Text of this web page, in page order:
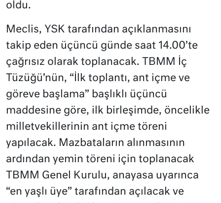
oldu.
Meclis, YSK tarafından açıklanmasını
takip eden üçüncü günde saat 14.00’te
çağrısız olarak toplanacak. TBMM İç
Tüzüğü’nün, “İlk toplantı, ant içme ve
göreve başlama” başlıklı üçüncü
maddesine göre, ilk birleşimde, öncelikle
milletvekillerinin ant içme töreni
yapılacak. Mazbataların alınmasının
ardından yemin töreni için toplanacak
TBMM Genel Kurulu, anayasa uyarınca
“en yaşlı üye” tarafından açılacak ve